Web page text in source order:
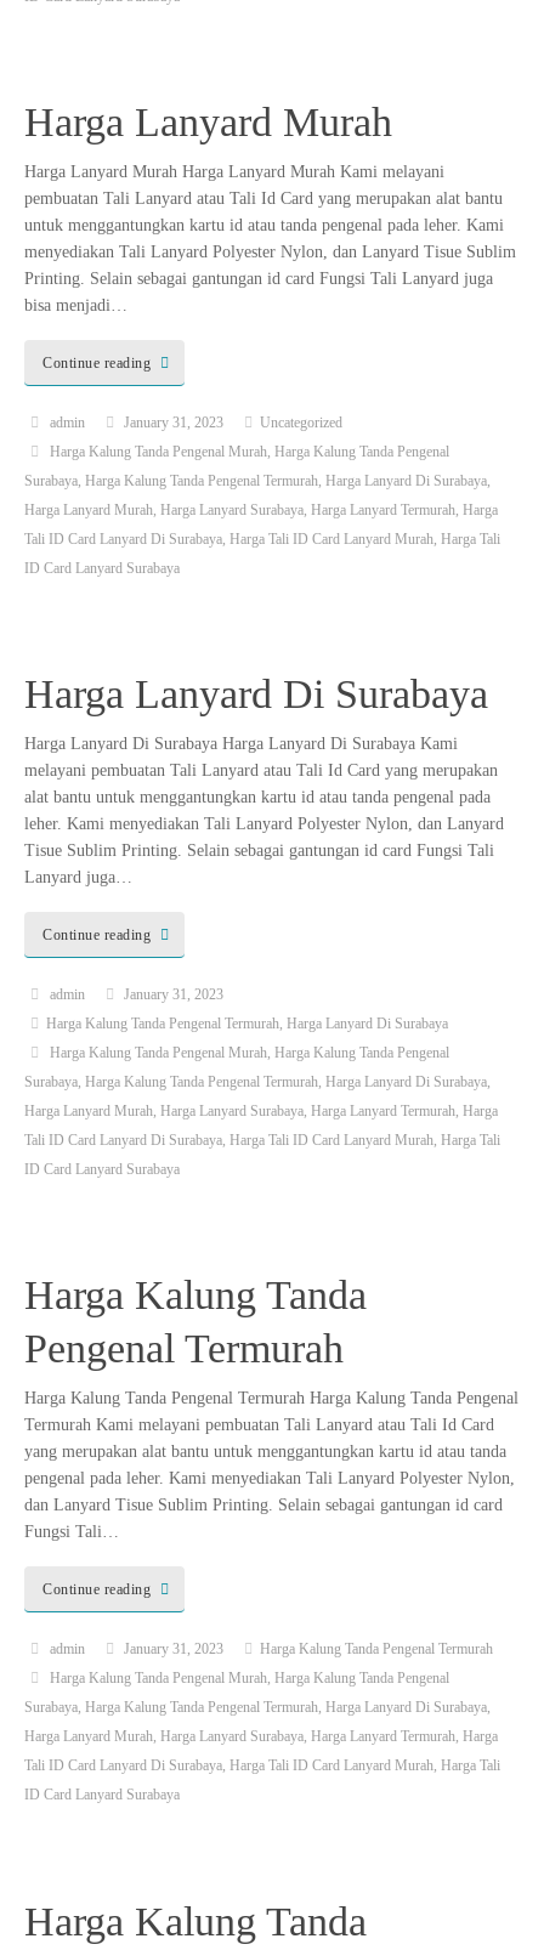
Harga Lanyard Murah
Harga Lanyard Murah Harga Lanyard Murah Kami melayani
pembuatan Tali Lanyard atau Tali Id Card yang merupakan alat bantu
untuk menggantungkan kartu id atau tanda pengenal pada leher. Kami
menyediakan Tali Lanyard Polyester Nylon, dan Lanyard Tisue Sublim
Printing. Selain sebagai gantungan id card Fungsi Tali Lanyard juga
bisa menjadi…
Continue reading
admin January 31, 2023
Uncategorized
Harga Kalung Tanda Pengenal Murah, Harga Kalung Tanda Pengenal
Surabaya, Harga Kalung Tanda Pengenal Termurah, Harga Lanyard Di Surabaya,
Harga Lanyard Murah, Harga Lanyard Surabaya, Harga Lanyard Termurah, Harga
Tali ID Card Lanyard Di Surabaya, Harga Tali ID Card Lanyard Murah, Harga Tali
ID Card Lanyard Surabaya
Harga Lanyard Di Surabaya
Harga Lanyard Di Surabaya Harga Lanyard Di Surabaya Kami
melayani pembuatan Tali Lanyard atau Tali Id Card yang merupakan
alat bantu untuk menggantungkan kartu id atau tanda pengenal pada
leher. Kami menyediakan Tali Lanyard Polyester Nylon, dan Lanyard
Tisue Sublim Printing. Selain sebagai gantungan id card Fungsi Tali
Lanyard juga…
Continue reading
admin
January 31, 2023
Harga Kalung Tanda Pengenal Termurah, Harga Lanyard Di Surabaya
Harga Kalung Tanda Pengenal Murah, Harga Kalung Tanda Pengenal
Surabaya, Harga Kalung Tanda Pengenal Termurah, Harga Lanyard Di Surabaya,
Harga Lanyard Murah, Harga Lanyard Surabaya, Harga Lanyard Termurah, Harga
Tali ID Card Lanyard Di Surabaya, Harga Tali ID Card Lanyard Murah, Harga Tali
ID Card Lanyard Surabaya
Harga Kalung Tanda
Pengenal Termurah
Harga Kalung Tanda Pengenal Termurah Harga Kalung Tanda Pengenal
Termurah Kami melayani pembuatan Tali Lanyard atau Tali Id Card
yang merupakan alat bantu untuk menggantungkan kartu id atau tanda
pengenal pada leher. Kami menyediakan Tali Lanyard Polyester Nylon,
dan Lanyard Tisue Sublim Printing. Selain sebagai gantungan id card
Fungsi Tali…
Continue reading
admin January 31, 2023
Harga Kalung Tanda Pengenal Termurah
Harga Kalung Tanda Pengenal Murah, Harga Kalung Tanda Pengenal
Surabaya, Harga Kalung Tanda Pengenal Termurah, Harga Lanyard Di Surabaya,
Harga Lanyard Murah, Harga Lanyard Surabaya, Harga Lanyard Termurah, Harga
Tali ID Card Lanyard Di Surabaya, Harga Tali ID Card Lanyard Murah, Harga Tali
ID Card Lanyard Surabaya
Harga Kalung Tanda